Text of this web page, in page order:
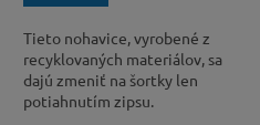
Tieto nohavice, vyrobené z
recyklovaných materiálov, sa
dajú zmeniť na šortky len
potiahnutím zipsu.